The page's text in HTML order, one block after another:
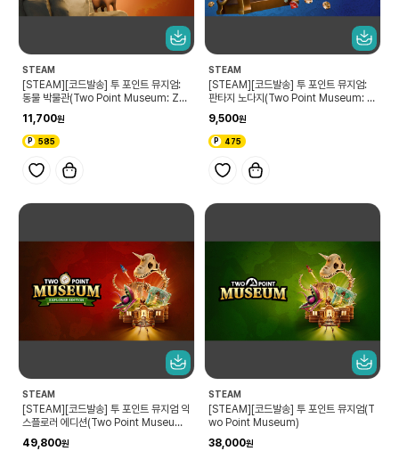
STEAM
[STEAM][코드발송] 투 포인트 뮤지엄:
동물 박물관(Two Point Museum: Zo
11,700
585
STEAM
[STEAM][코드발송] 투 포인트 뮤지엄:
판타지 노다지(Two Point Museum: F
9,500
475
STEAM
[STEAM][코드발송] 투 포인트 뮤지엄 익
스플로러 에디션(Two Point Museum
49,800
STEAM
[STEAM][코드발송] 투 포인트 뮤지엄(T
wo Point Museum)
38,000